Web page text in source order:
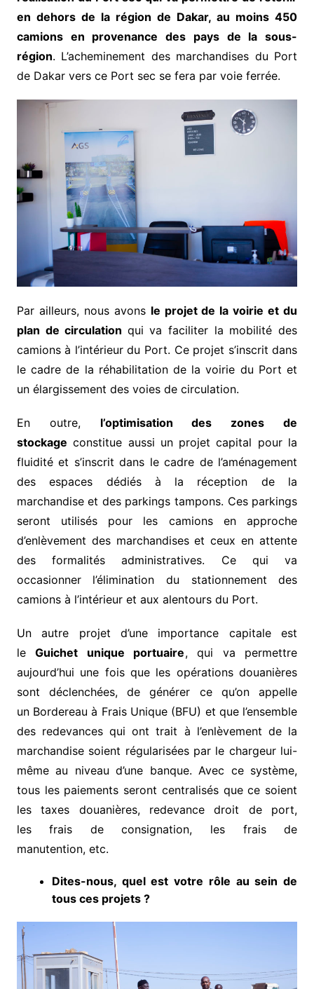
en dehors de la région de Dakar, au moins 450
camions en provenance des pays de la sous-
région. L’acheminement des marchandises du Port
de Dakar vers ce Port sec se fera par voie ferrée.
Par ailleurs, nous avons le projet de la voirie et du
plan de circulation qui va faciliter la mobilité des
camions à l’intérieur du Port. Ce projet s’inscrit dans
le cadre de la réhabilitation de la voirie du Port et
un élargissement des voies de circulation.
En outre, l’optimisation des zones de
stockage constitue aussi un projet capital pour la
fluidité et s’inscrit dans le cadre de l’aménagement
des espaces dédiés à la réception de la
marchandise et des parkings tampons. Ces parkings
seront utilisés pour les camions en approche
d’enlèvement des marchandises et ceux en attente
des formalités administratives. Ce qui va
occasionner l’élimination du stationnement des
camions à l’intérieur et aux alentours du Port.
Un autre projet d’une importance capitale est
leGuichet unique portuaire, qui va permettre
aujourd’hui une fois que les opérations douanières
sont déclenchées, de générer ce qu’on appelle
un Bordereau à Frais Unique (BFU) et que l’ensemble
des redevances qui ont trait à l’enlèvement de la
marchandise soient régularisées par le chargeur lui-
même au niveau d’une banque. Avec ce système,
tous les paiements seront centralisés que ce soient
les taxes douanières, redevance droit de port,
les frais de consignation, les frais de
manutention, etc.
Dites-nous, quel est votre rôle au sein de
tous ces projets ?